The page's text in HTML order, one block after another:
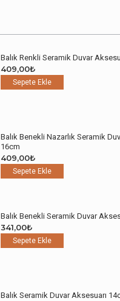
Balık Renkli Seramik Duvar
409,00₺
Sepete Ekle
Balık Benekli Nazarlık Seramik
16cm
409,00₺
Sepete Ekle
Balık Benekli Seramik Duvar
341,00₺
Sepete Ekle
Balık Seramik Duvar Aksesuarı